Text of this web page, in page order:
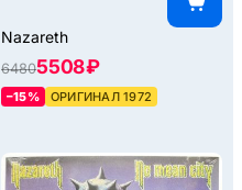
Nazareth
64805508 ₽
–15% ОРИГИНАЛ 1972